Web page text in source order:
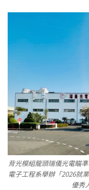
背光模組龍頭瑞儀光電瞄
電子工程系舉辦「2026就
優秀